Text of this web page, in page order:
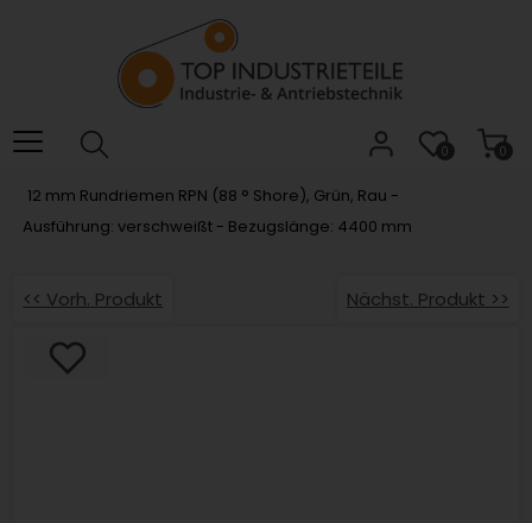
das
Barrierefreiheitsmenü
0
0
12 mm Rundriemen RPN (88 ° Shore), Grün, Rau -
Ausführung: verschweißt - Bezugslänge: 4400 mm
<< Vorh. Produkt Nächst. Produkt >>